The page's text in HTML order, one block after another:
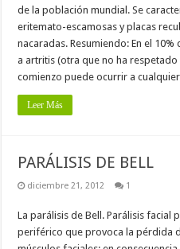
de la población mundial. Se
eritemato-escamosas y placas
nacaradas. Resumiendo: En el
a artritis (otra que no ha respetado
comienzo puede ocurrir a
Leer Más
PARÁLISIS DE BELL
diciembre 21, 2012 1
La parálisis de Bell. Parálisis facial
periférico que provoca la pérdida